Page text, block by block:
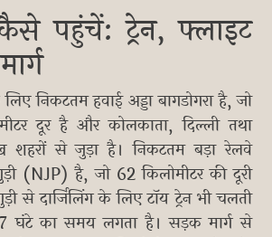
कैसे पहुंचें: ट्रेन, फ्लाइट
निकटतम हवाई अड्डा बागडोगरा है, जो
दूर है और कोलकाता, दिल्ली तथा
शहरों से जुड़ा है। निकटतम बड़ा रेलवे
(NJP) है, जो 62 किलोमीटर की दूरी
से दार्जिलिंग के लिए टॉय ट्रेन भी चलती
घंटे का समय लगता है। सड़क मार्ग से